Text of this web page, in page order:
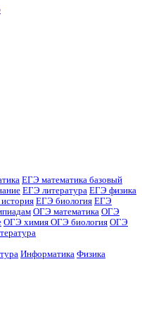
ЕГЭ математика базовый
ЕГЭ литература ЕГЭ физика
ЕГЭ биология ЕГЭ
ОГЭ математика ОГЭ
ОГЭ химия ОГЭ биология ОГЭ
Информатика Физика